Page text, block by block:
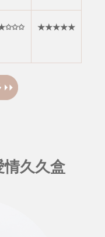
★★★★★
情久久盒